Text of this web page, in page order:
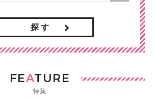
探 す
FEATURE
特集